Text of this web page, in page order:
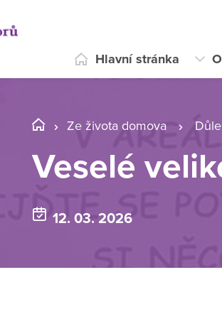
Hlavní stránka
Ze života domova
Veselé
12. 03. 2026